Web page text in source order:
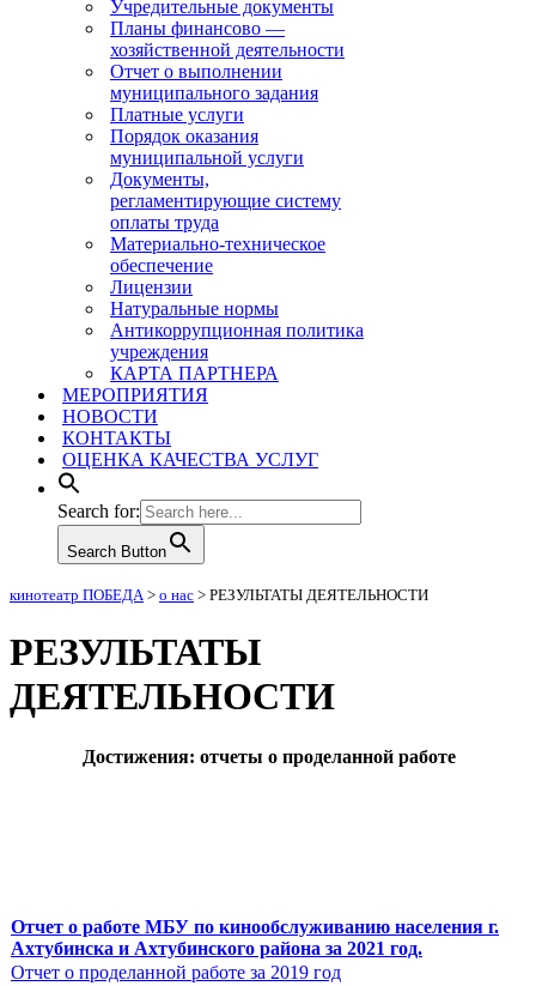
Учредительные документы
Планы финансово —
хозяйственной деятельности
Отчет о выполнении
муниципального задания
Платные услуги
Порядок оказания
муниципальной услуги
Документы,
регламентирующие систему
оплаты труда
Материально-техническое
обеспечение
Лицензии
Натуральные нормы
Антикоррупционная политика
учреждения
КАРТА ПАРТНЕРА
МЕРОПРИЯТИЯ
НОВОСТИ
КОНТАКТЫ
ОЦЕНКА КАЧЕСТВА УСЛУГ
Search for:
Search Button
кинотеатр ПОБЕДА> о нас > РЕЗУЛЬТАТЫ ДЕЯТЕЛЬНОСТИ
РЕЗУЛЬТАТЫ
ДЕЯТЕЛЬНОСТИ
Достижения: отчеты о проделанной работе
Отчет о работе МБУ по кинообслуживанию населения г.
Ахтубинска и Ахтубинского района за 2021 год.
Отчет о проделанной работе за 2019 год